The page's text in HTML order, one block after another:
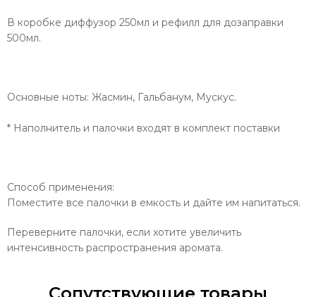
В коробке диффузор 250мл и рефилл для дозаправки
500мл.
Основные ноты: Жасмин, Гальбанум, Мускус.
* Наполнитель и палочки входят в комплект поставки
Способ применения:
Поместите все палочки в емкость и дайте им напитаться.
Переверните палочки, если хотите увеличить
интенсивность распространения аромата.
Сопутствующие товары